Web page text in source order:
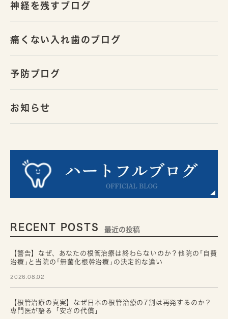
神経を残すブログ
痛くない入れ歯のブログ
予防ブログ
お知らせ
RECENT POSTS 最近の投稿
【警告】なぜ、あなたの根管治療は終わらないのか？他院の｢自費
治療｣と当院の｢無菌化根幹治療｣の決定的な違い
2026.08.02
【根管治療の真実】なぜ日本の根管治療の7割は再発するのか？
専門医が語る「安さの代償」